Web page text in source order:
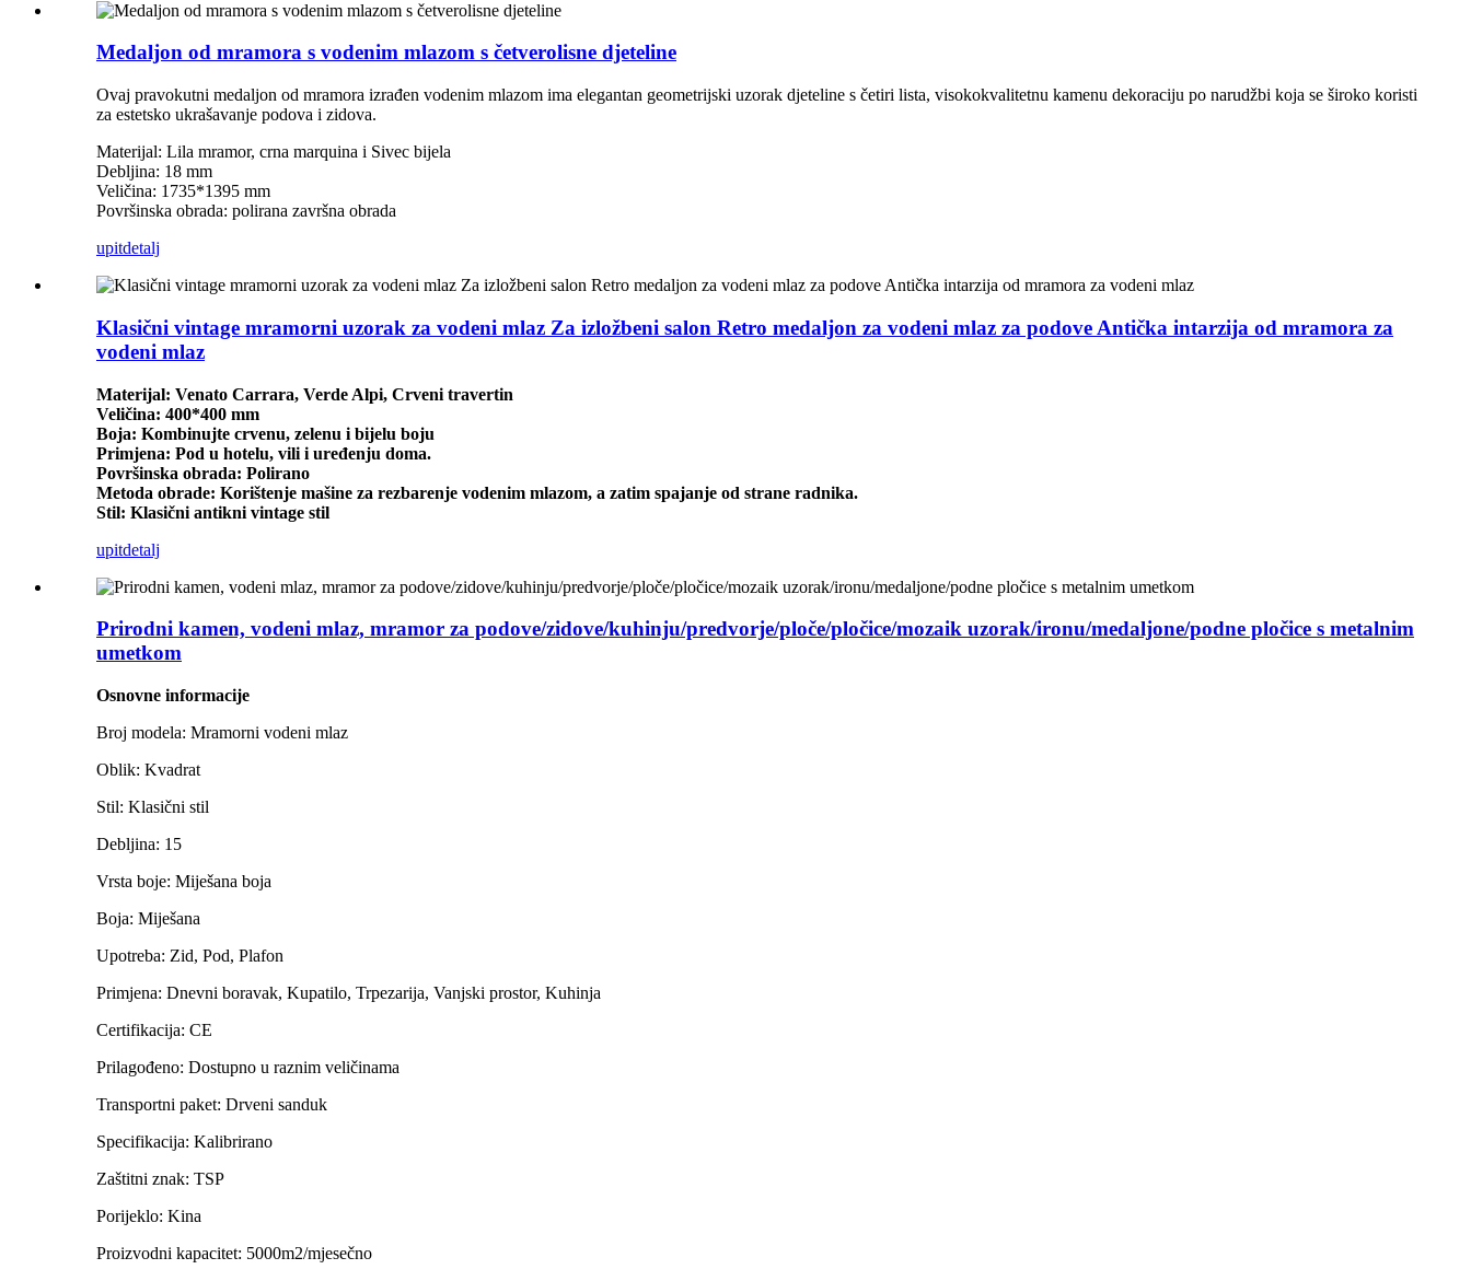
Medaljon od mramora s vodenim mlazom s četverolisne djeteline
Ovaj pravokutni medaljon od mramora izrađen vodenim mlazom ima elegantan geometrijski uzorak djeteline s četiri lista, visokokvalitetnu kamenu dekoraciju po narudžbi koja se široko koristi
za estetsko ukrašavanje podova i zidova.
Materijal: Lila mramor, crna marquina i Sivec bijela
Debljina: 18 mm
Veličina: 1735*1395 mm
Površinska obrada: polirana završna obrada
upitdetalj
Klasični vintage mramorni uzorak za vodeni mlaz Za izložbeni salon Retro medaljon za vodeni mlaz za podove Antička intarzija od mramora za
vodeni mlaz
Materijal: Venato Carrara, Verde Alpi, Crveni travertin
Veličina: 400*400 mm
Boja: Kombinujte crvenu, zelenu i bijelu boju
Primjena: Pod u hotelu, vili i uređenju doma.
Površinska obrada: Polirano
Metoda obrade: Korištenje mašine za rezbarenje vodenim mlazom, a zatim spajanje od strane radnika.
Stil: Klasični antikni vintage stil
upitdetalj
Prirodni kamen, vodeni mlaz, mramor za podove/zidove/kuhinju/predvorje/ploče/pločice/mozaik uzorak/ironu/medaljone/podne pločice s metalnim
umetkom
Osnovne informacije
Broj modela: Mramorni vodeni mlaz
Oblik: Kvadrat
Stil: Klasični stil
Debljina: 15
Vrsta boje: Miješana boja
Boja: Miješana
Upotreba: Zid, Pod, Plafon
Primjena: Dnevni boravak, Kupatilo, Trpezarija, Vanjski prostor, Kuhinja
Certifikacija: CE
Prilagođeno: Dostupno u raznim veličinama
Transportni paket: Drveni sanduk
Specifikacija: Kalibrirano
Zaštitni znak: TSP
Porijeklo: Kina
Proizvodni kapacitet: 5000m2/mjesečno